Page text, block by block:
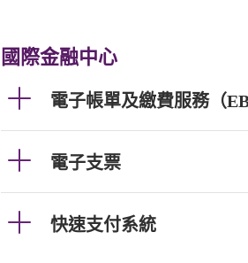
國際金融中心
電子帳單及繳費服務（
電子支票
快速支付系統